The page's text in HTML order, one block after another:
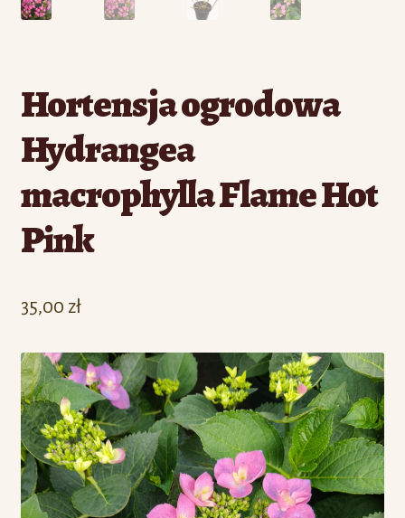
Hortensja ogrodowa
Hydrangea
macrophylla Flame Hot
Pink
35,00 zł